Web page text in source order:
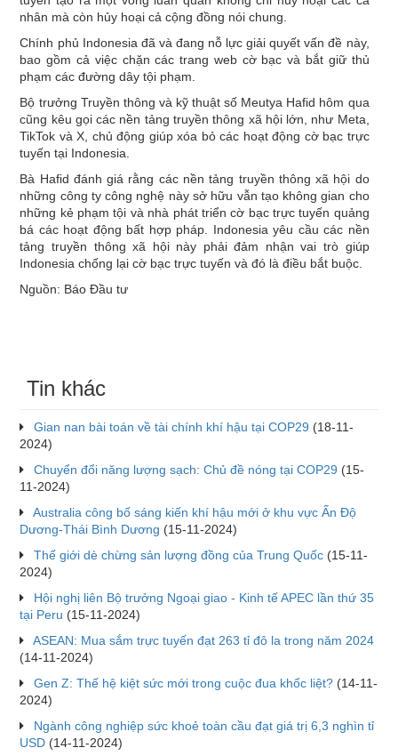
nhân mà còn hủy hoại cả cộng đồng nói chung.
Chính phủ Indonesia đã và đang nỗ lực giải quyết vấn đề này,
bao gồm cả việc chặn các trang web cờ bạc và bắt giữ thủ
phạm các đường dây tội phạm.
Bộ trưởng Truyền thông và kỹ thuật số Meutya Hafid hôm qua
cũng kêu gọi các nền tảng truyền thông xã hội lớn, như Meta,
TikTok và X, chủ động giúp xóa bỏ các hoạt động cờ bạc trực
tuyến tại Indonesia.
Bà Hafid đánh giá rằng các nền tảng truyền thông xã hội do
những công ty công nghệ này sở hữu vẫn tạo không gian cho
những kẻ phạm tội và nhà phát triển cờ bạc trực tuyến quảng
bá các hoạt động bất hợp pháp. Indonesia yêu cầu các nền
tảng truyền thông xã hội này phải đảm nhận vai trò giúp
Indonesia chống lại cờ bạc trực tuyến và đó là điều bắt buộc.
Nguồn: Báo Đầu tư
Tin khác
Gian nan bài toán về tài chính khí hậu tại COP29 (18-11-
2024)
Chuyển đổi năng lượng sạch: Chủ đề nóng tại COP29 (15-
11-2024)
Australia công bố sáng kiến khí hậu mới ở khu vực Ấn Độ
Dương-Thái Bình Dương (15-11-2024)
Thế giới dè chừng sản lượng đồng của Trung Quốc (15-11-
2024)
Hội nghị liên Bộ trưởng Ngoại giao - Kinh tế APEC lần thứ 35
tại Peru (15-11-2024)
ASEAN: Mua sắm trực tuyến đạt 263 tỉ đô la trong năm 2024
(14-11-2024)
Gen Z: Thế hệ kiệt sức mới trong cuộc đua khốc liệt? (14-11-
2024)
Ngành công nghiệp sức khoẻ toàn cầu đạt giá trị 6,3 nghìn tỉ
USD (14-11-2024)